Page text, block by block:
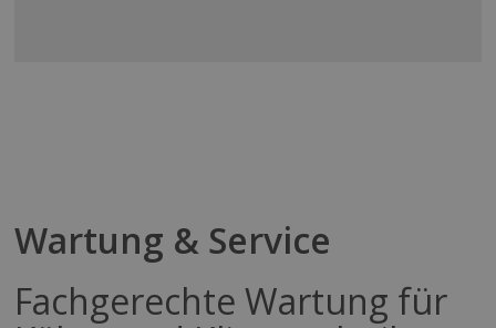
Wartung & Service
Fachgerechte Wartung für